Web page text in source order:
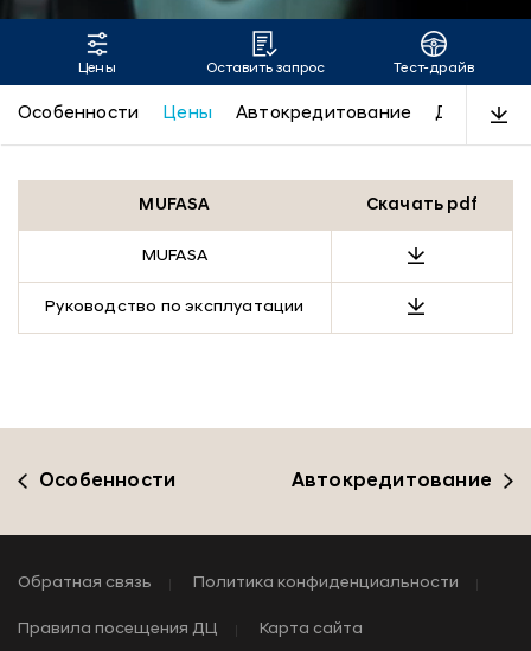
MUFASA
Цены Оставить запрос Тест-драйв
Особенности Цены Автокредитование Дизайн
MUFASA Скачать pdf
MUFASA
Руководство по эксплуатации
Особенности Автокредитование
Обратная связь Политика конфиденциальности
Правила посещения ДЦ Карта сайта